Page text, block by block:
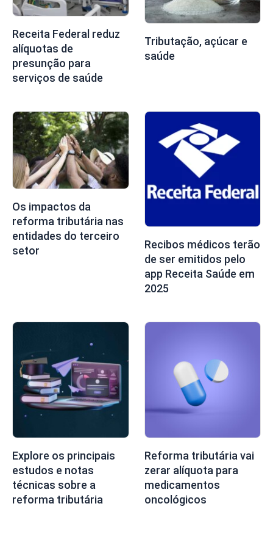
Receita Federal reduz
alíquotas de
presunção para
serviços de saúde
Tributação, açúcar e
saúde
Os impactos da
reforma tributária nas
entidades do terceiro
setor
Recibos médicos terão
de ser emitidos pelo
app Receita Saúde em
2025
Explore os principais
estudos e notas
técnicas sobre a
reforma tributária
Reforma tributária vai
zerar alíquota para
medicamentos
oncológicos